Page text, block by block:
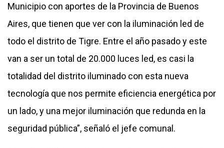
Municipio con aportes de la Provincia de Buenos
Aires, que tienen que ver con la iluminación led de
todo el distrito de Tigre. Entre el año pasado y este
van a ser un total de 20.000 luces led, es casi la
totalidad del distrito iluminado con esta nueva
tecnología que nos permite eficiencia energética por
un lado, y una mejor iluminación que redunda en la
seguridad pública”, señaló el jefe comunal.